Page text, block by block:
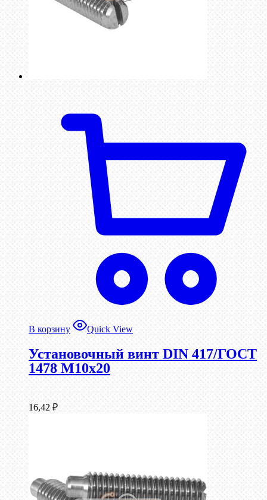
В корзину Quick View
Установочный винт DIN 417/ГОСТ
1478 М10х20
16,42 ₽